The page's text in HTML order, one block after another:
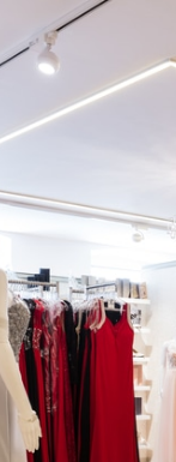
Brautmode,
Willkommen bei
Fischer Fashion —